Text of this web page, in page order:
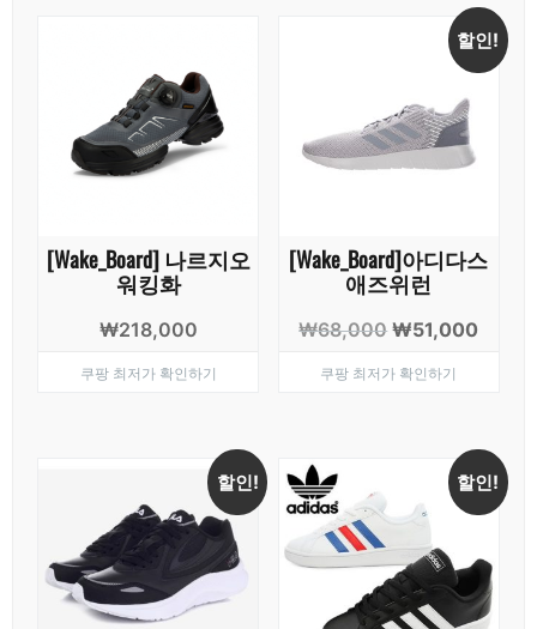
[Wake_Board] 나르지오
워킹화
₩218,000
쿠팡 최저가 확인하기
할인!
[Wake_Board]아디다스
애즈위런
₩68,000 원
가
₩51,000
쿠팡 최저가 확인하기
할인! 할인!